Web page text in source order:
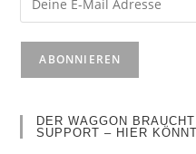
DER WAGGON
SUPPORT – HIER